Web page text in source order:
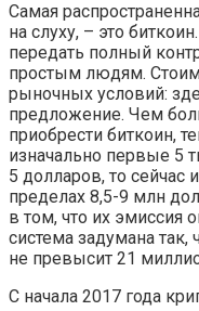
Самая
на слуху, – это
передать полный
простым людям.
рыночных условий:
предложение. Чем
приобрести биткоин,
изначально первые 5
5 долларов, то сейчас
пределах 8,5-9 млн
в том, что их эмиссия
система задумана
не превысит 21
С начала 2017 года